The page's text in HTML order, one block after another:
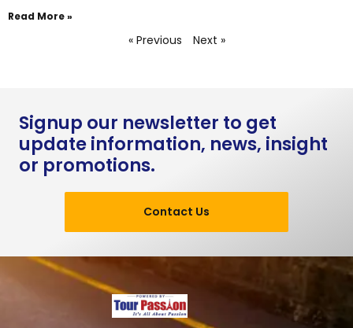
Read More »
« Previous Next »
Signup our newsletter to get
update information, news, insight
or promotions.
Contact Us